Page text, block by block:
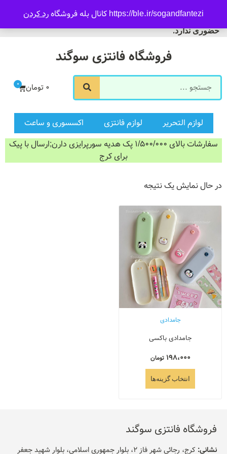
https://ble.ir/sogandfantezi کانال بله فروشگاه رد کردن
فروشگاه سوگند فروش
حضوری ندارد.
ورود/ثبت نام
فروشگاه فانتزی سوگند
0 تومان 0
لوازم التحریر لوازم فانتزی
اکسسوری و ساعت
سفارشات بالای 1/500/000 پک هدیه سورپرایزی دارن;ارسال با پیک
برای کرج
در حال نمایش یک نتیجه
جامدادی
جامدادی باکسی
198،000 تومان
انتخاب گزینه‌ها
فروشگاه فانتزی سوگند
نشانی: کرج، رجائی شهر فاز 2، بلوار جمهوری اسلامی، بلوار شهید جعفر